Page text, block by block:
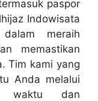
paspor
Indowisata
meraih
memastikan
Tim kami yang
Anda melalui
waktu dan